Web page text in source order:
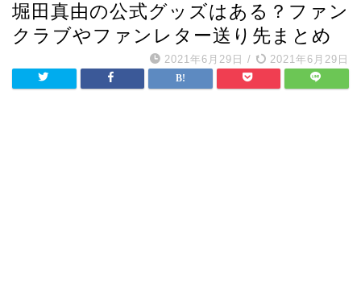
入
堀田真由の公式グッズはある？ファン
クラブやファンレター送り先まとめ
2021年6月29日 / 2021年6月29日